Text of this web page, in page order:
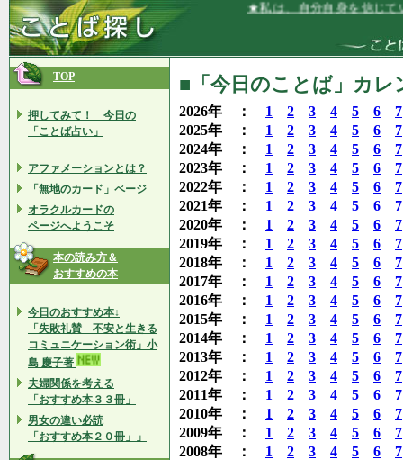
★私は、自分自身を信じています★
TOP
押してみて！ 今日の
「ことば占い」
アファメーションとは？
「無地のカード」ページ
オラクルカードの
ページへようこそ
本の読み方＆
おすすめの本
今日のおすすめ本↓
「失敗礼賛 不安と生きる
コミュニケーション術」小
島 慶子著
夫婦関係を考える
「おすすめ本３３冊」
男女の違い必読
「おすすめ本２０冊」」
■「今日のことば」カ
2026年 ： 1 2 3 4 5 6
7
2025年 ： 1 2 3 4 5 6
7
2024年 ： 1 2 3 4 5 6
7
2023年 ： 1 2 3 4 5 6
7
2022年 ： 1 2 3 4 5 6
7
2021年 ： 1 2 3 4 5 6
7
2020年 ： 1 2 3 4 5 6
7
2019年 ： 1 2 3 4 5 6
7
2018年 ： 1 2 3 4 5 6
7
2017年 ： 1 2 3 4 5 6
7
2016年 ： 1 2 3 4 5 6
7
2015年 ： 1 2 3 4 5 6
7
2014年 ： 1 2 3 4 5 6
7
2013年 ： 1 2 3 4 5 6
7
2012年 ： 1 2 3 4 5 6
7
2011年 ： 1 2 3 4 5 6
7
2010年 ： 1 2 3 4 5 6
7
2009年 ： 1 2 3 4 5 6
7
2008年 ： 1 2 3 4 5 6
7